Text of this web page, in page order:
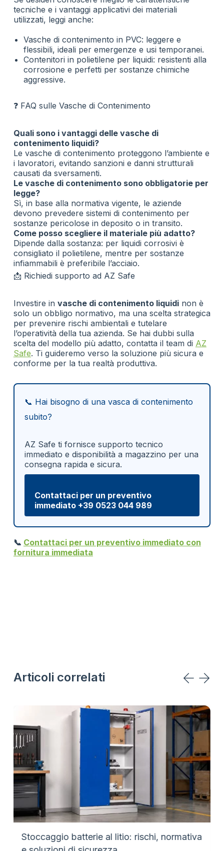
tecniche e i vantaggi applicativi dei materiali
utilizzati, leggi anche:
Vasche di contenimento in PVC: leggere e
flessibili, ideali per emergenze e usi temporanei.
Contenitori in polietilene per liquidi: resistenti alla
corrosione e perfetti per sostanze chimiche
aggressive.
❓ FAQ sulle Vasche di Contenimento
Quali sono i vantaggi delle vasche di
contenimento liquidi?
Le vasche di contenimento proteggono l’ambiente e
i lavoratori, evitando sanzioni e danni strutturali
causati da sversamenti.
Le vasche di contenimento sono obbligatorie per
legge?
Sì, in base alla normativa vigente, le aziende
devono prevedere sistemi di contenimento per
sostanze pericolose in deposito o in transito.
Come posso scegliere il materiale più adatto?
Dipende dalla sostanza: per liquidi corrosivi è
consigliato il polietilene, mentre per sostanze
infiammabili è preferibile l’acciaio.
📩 Richiedi supporto ad AZ Safe
Investire in vasche di contenimento liquidinon è
solo un obbligo normativo, ma una scelta strategica
per prevenire rischi ambientali e tutelare
l’operatività della tua azienda. Se hai dubbi sulla
scelta del modello più adatto, contatta il team di AZ
Safe. Ti guideremo verso la soluzione più sicura e
conforme per la tua realtà produttiva.
📞 Hai bisogno di una vasca di contenimento
subito?
AZ Safe ti fornisce supporto tecnico
immediato e disponibilità a magazzino per una
consegna rapida e sicura.
Contattaci per un preventivo
immediato +39 0523 044 989
📞 Contattaci per un preventivo immediato con
fornitura immediata
Articoli correlati
Stoccaggio batterie al litio: rischi, normativa